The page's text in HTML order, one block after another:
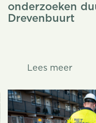
onderzoeken
Drevenbuurt
Lees
Lees meer